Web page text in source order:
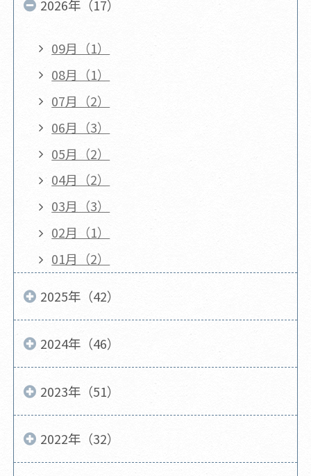
2026年（17）
09月（1）
08月（1）
07月（2）
06月（3）
05月（2）
04月（2）
03月（3）
02月（1）
01月（2）
2025年（42）
2024年（46）
2023年（51）
2022年（32）